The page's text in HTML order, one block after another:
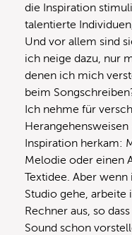
die Inspiration
talentierte
Und vor allem sind
ich neige dazu, nur
denen ich mich
beim
Ich nehme für
Inspiration herkam:
Melodie oder einen
Textidee. Aber
Studio gehe, arbeite
Rechner aus, so
Sound schon